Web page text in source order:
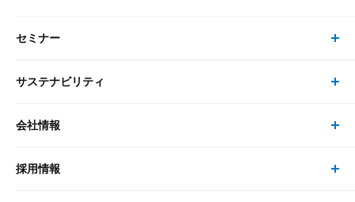
大和総研の強み
最新のレポート・コラム
研究員
書籍・刊行物 トップ
書籍
セミナー
セミナー トップ
現在受付中のセミナー・イベント
サステナビリティ
サステナビリティの取り組み
次世代社会への貢献
会社情報
会社情報 トップ
採用情報